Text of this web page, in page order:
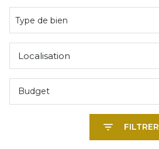
De l'immo pro
Type de bien
Localisation
Budget
FILTRER